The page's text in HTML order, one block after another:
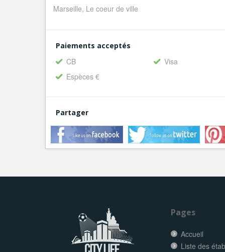
Marseille, Le coeur de ville
Paiements acceptés
CB
Visa
Espèces €
Partager
Pages
Accueil
Liste des